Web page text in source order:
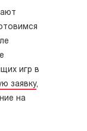
игр в
заявку,
на